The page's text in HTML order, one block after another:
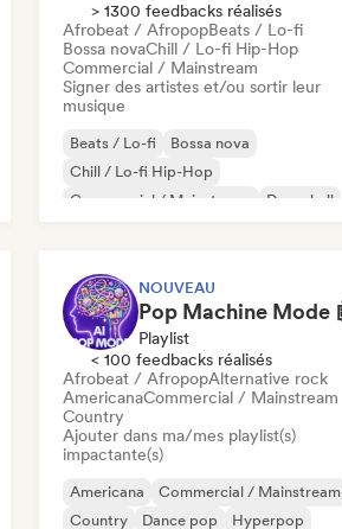
> 1300 feedbacks réalisés
Afrobeat / AfropopBeats / Lo-fi
Bossa novaChill / Lo-fi Hip-Hop
Commercial / Mainstream
Signer des artistes et/ou sortir leur
musique
Beats / Lo-fi
Bossa nova
Chill / Lo-fi Hip-Hop
Commercial / Mainstream
Dancehall
NOUVEAU
Playlist
< 100 feedbacks réalisés
Afrobeat / AfropopAlternative rock
AmericanaCommercial / Mainstream
Country
Ajouter dans ma/mes playlist(s)
impactante(s)
Americana
Commercial / Mainstream
Country
Dance pop Hyperpop